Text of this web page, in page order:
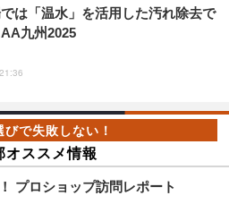
は「温水」を活用した汚れ除去で
九州2025
オススメ情報
プロショップ訪問レポート